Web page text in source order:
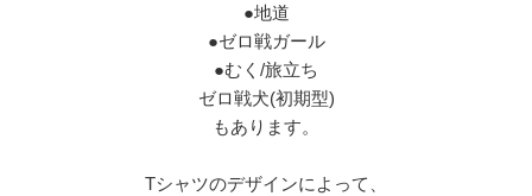
●地道
●ゼロ戦ガール
●むく/旅立ち
ゼロ戦犬(初期型)
もあります。
Tシャツのデザインによって、